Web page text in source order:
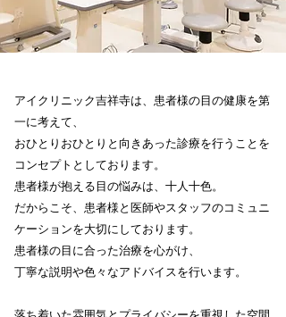
アイクリニック吉祥寺は、患者様の目の健康を第
一に考えて、
おひとりおひとりと向きあった診療を行うことを
コンセプトとしております。
患者様が抱える目の悩みは、十人十色。
だからこそ、患者様と医師やスタッフのコミュニ
ケーションを大切にしております。
患者様の目に合った治療を心がけ、
丁寧な説明や色々なアドバイスを行います。
落ち着いた雰囲気とプライバシーを重視した空間